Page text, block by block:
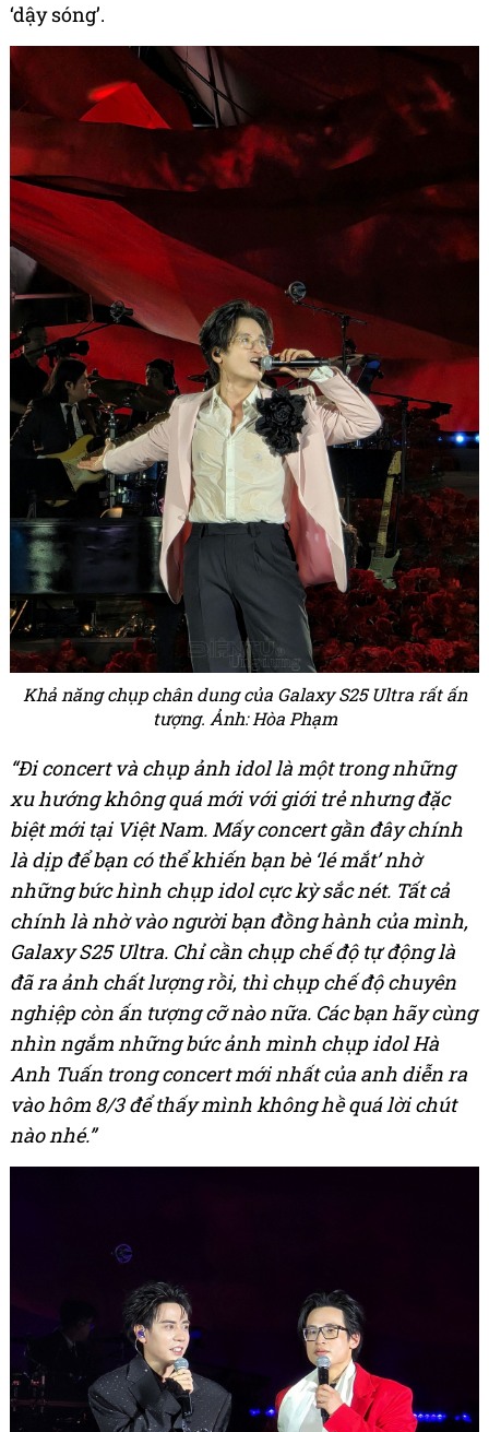
‘dậy sóng’.
Khả năng chụp chân dung của Galaxy S25 Ultra rất ấn
tượng. Ảnh: Hòa Phạm
“Đi concert và chụp ảnh idol là một trong những
xu hướng không quá mới với giới trẻ nhưng đặc
biệt mới tại Việt Nam. Mấy concert gần đây chính
là dịp để bạn có thể khiến bạn bè ‘lé mắt’ nhờ
những bức hình chụp idol cực kỳ sắc nét. Tất cả
chính là nhờ vào người bạn đồng hành của mình,
Galaxy S25 Ultra. Chỉ cần chụp chế độ tự động là
đã ra ảnh chất lượng rồi, thì chụp chế độ chuyên
nghiệp còn ấn tượng cỡ nào nữa. Các bạn hãy cùng
nhìn ngắm những bức ảnh mình chụp idol Hà
Anh Tuấn trong concert mới nhất của anh diễn ra
vào hôm 8/3 để thấy mình không hề quá lời chút
nào nhé.”